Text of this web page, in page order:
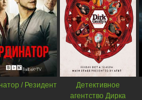
/ Резидент
Детективное
агентство Дирка